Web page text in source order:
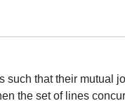
such that their
the set of lines